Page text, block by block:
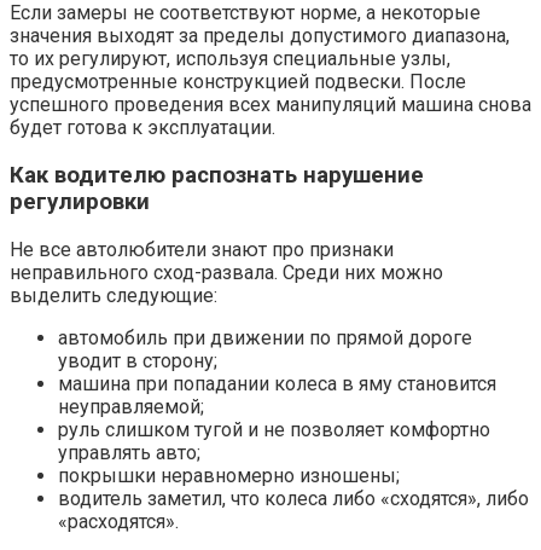
Если замеры не соответствуют норме, а некоторые
значения выходят за пределы допустимого диапазона,
то их регулируют, используя специальные узлы,
предусмотренные конструкцией подвески. После
успешного проведения всех манипуляций машина снова
будет готова к эксплуатации.
Как водителю распознать нарушение
регулировки
Не все автолюбители знают про признаки
неправильного сход-развала. Среди них можно
выделить следующие:
автомобиль при движении по прямой дороге
уводит в сторону;
машина при попадании колеса в яму становится
неуправляемой;
руль слишком тугой и не позволяет комфортно
управлять авто;
покрышки неравномерно изношены;
водитель заметил, что колеса либо «сходятся», либо
«расходятся».